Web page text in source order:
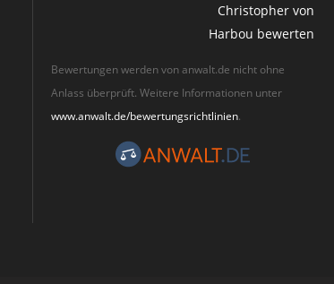
Christopher von
Harbou bewerten
Bewertungen werden von anwalt.de nicht ohne
Anlass überprüft. Weitere Informationen unter
www.anwalt.de/bewertungsrichtlinien.